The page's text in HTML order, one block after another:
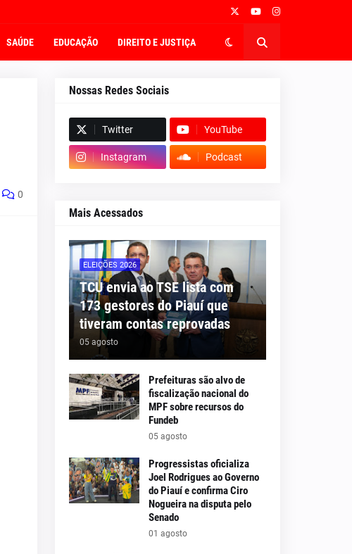
SAÚDE EDUCAÇÃO DIREITO E JUSTIÇA
0
Nossas Redes Sociais
Twitter YouTube
Instagram Podcast
Mais Acessados
ELEIÇÕES 2026
TCU envia ao TSE lista com
173 gestores do Piauí que
tiveram contas reprovadas
05 agosto
Prefeituras são alvo de
fiscalização nacional do
MPF sobre recursos do
Fundeb
05 agosto
Progressistas oficializa
Joel Rodrigues ao Governo
do Piauí e confirma Ciro
Nogueira na disputa pelo
Senado
01 agosto